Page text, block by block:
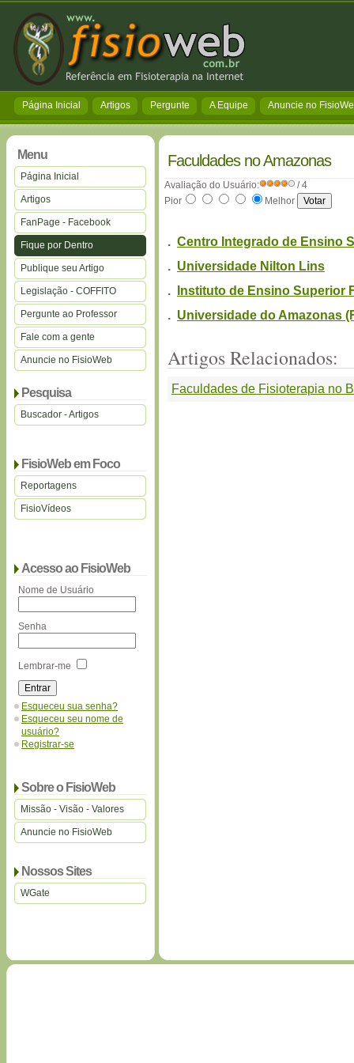
Página Inicial Artigos Pergunte A Equipe Anuncie no
Menu
Página Inicial
Artigos
FanPage - Facebook
Fique por Dentro
Publique seu Artigo
Legislação - COFFITO
Pergunte ao Professor
Fale com a gente
Anuncie no FisioWeb
Pesquisa
Buscador - Artigos
FisioWeb em Foco
Reportagens
FisioVídeos
Acesso ao FisioWeb
Nome de Usuário
Senha
Lembrar-me
Esqueceu sua senha?
Esqueceu seu nome de
usuário?
Registrar-se
Sobre o FisioWeb
Missão - Visão - Valores
Anuncie no FisioWeb
Nossos Sites
WGate
Faculdades no Amazonas
Avaliação do Usuário:
/ 4
Pior
Melhor
. Centro Integrado de Ensino
. Universidade Nilton Lins
. Instituto de Ensino Superior
. Universidade do Amazonas
Artigos Relacionados:
Faculdades de Fisioterapia no